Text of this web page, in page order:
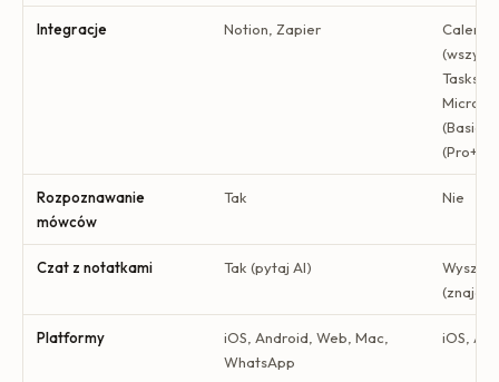
Integracje Notion, Zapier
Tasks,
(Basic+)
(Pro+)
Rozpoznawanie
mówców
Tak Nie
Czat z notatkami Tak (pytaj AI)
(znajdź
Platformy
iOS, Android, Web, Mac,
WhatsApp
iOS,